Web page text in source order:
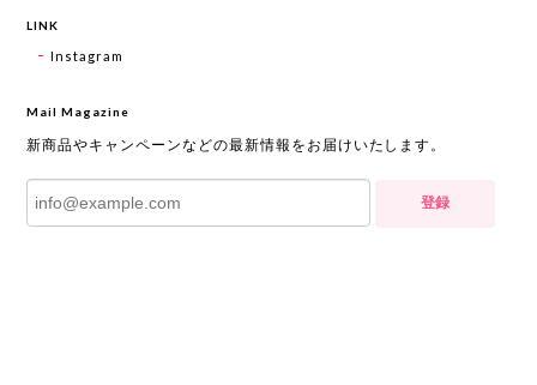
LINK
Instagram
Mail Magazine
新商品やキャンペーンなどの最新情報をお届けいたします。
登録